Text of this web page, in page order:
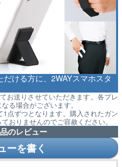
ける方に、2WAYスマホスタ
お送りさせていただきます。各プレ
る場合がございます。
点ずつとなります。購入されたガン
おりませんのでご容赦ください。
のレビュー
ーを書く